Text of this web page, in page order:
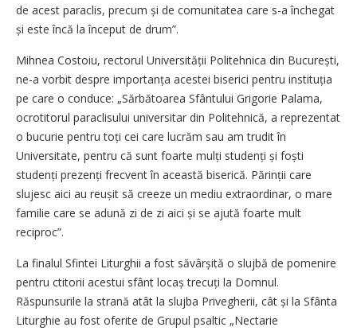
de acest paraclis, precum și de comunitatea care s-a închegat
și este încă la început de drum”.
Mihnea Costoiu, rectorul Universității Politehnica din București,
ne-a vorbit despre importanța acestei biserici pentru instituția
pe care o conduce: „Sărbătoarea Sfântului Grigorie Palama,
ocrotitorul paraclisului universitar din Politehnică, a reprezentat
o bucurie pentru toți cei care lucrăm sau am trudit în
Universitate, pentru că sunt foarte mulți studenți și foști
studenți prezenți frecvent în această biserică. Părinții care
slujesc aici au reușit să creeze un mediu extraordinar, o mare
familie care se adună zi de zi aici și se ajută foarte mult
reciproc”.
La finalul Sfintei Liturghii a fost săvârșită o slujbă de pomenire
pentru ctitorii acestui sfânt locaș trecuți la Domnul.
Răspunsurile la strană atât la slujba Privegherii, cât și la Sfânta
Liturghie au fost oferite de Grupul psaltic „Nectarie